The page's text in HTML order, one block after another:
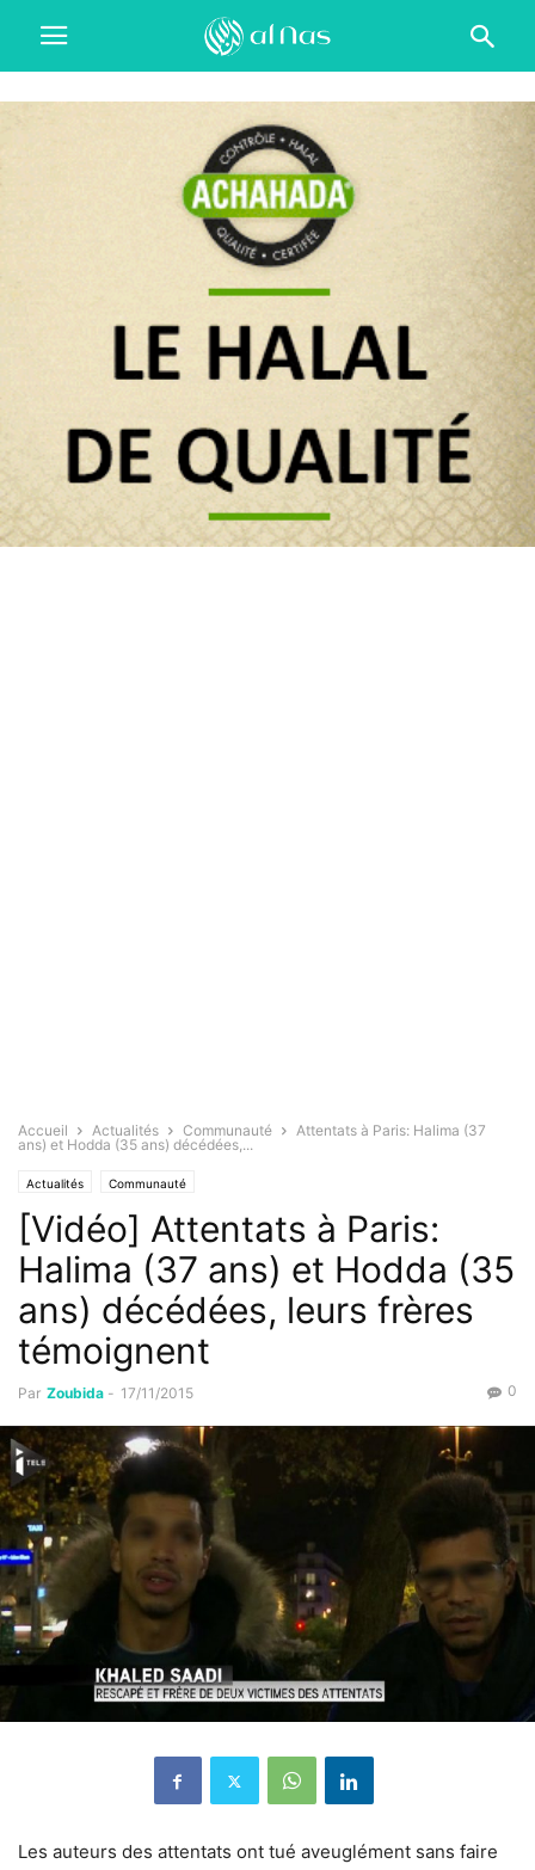
Accueil Actualités Communauté
Attentats à Paris: Halima (37
ans) et Hodda (35 ans) décédées,...
Actualités Communauté
[Vidéo] Attentats à Paris:
Halima (37 ans) et Hodda (35
ans) décédées, leurs frères
témoignent
Par Zoubida - 17/11/2015 0
Les auteurs des attentats ont tué aveuglément sans faire